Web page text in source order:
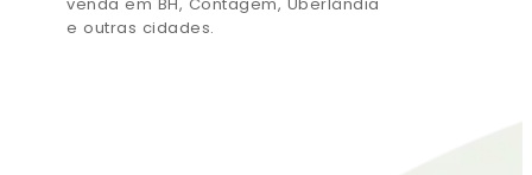
e outras cidades.